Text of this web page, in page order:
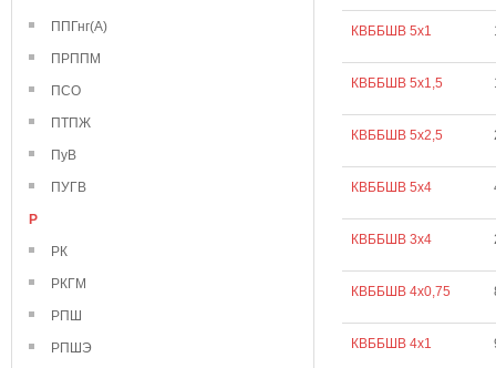
ППГнг(А)
ПРППМ
ПСО
ПТПЖ
ПуВ
ПУГВ
Р
РК
РКГМ
РПШ
РПШЭ
КВББШВ 5х1
КВББШВ 5х1,5
КВББШВ 5х2,5
КВББШВ 5х4
КВББШВ 3х4
КВББШВ 4х0,75
КВББШВ 4х1